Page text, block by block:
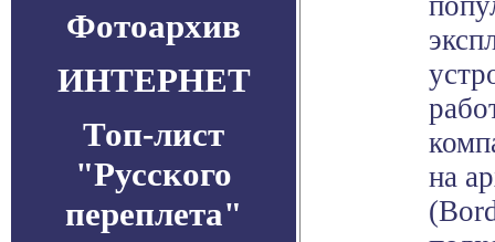
Фотоархив
ИНТЕРНЕТ
Топ-лист
"Русского
переплета"
на